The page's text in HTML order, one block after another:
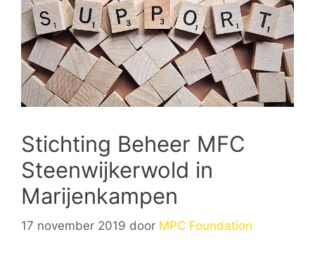
Stichting Beheer MFC
Steenwijkerwold in
Marijenkampen
17 november 2019 door MPC Foundation